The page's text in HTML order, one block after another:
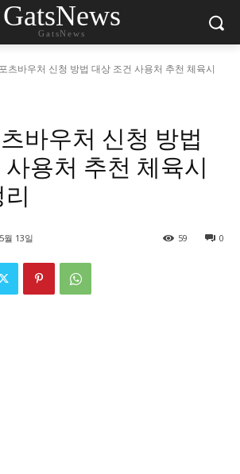
GatsNews
GatsNews
츠바우처 신청 방법 대상 조건 사용처 추천 체육시
바우처 신청 방법
용처 추천 체육시
월 13일 0
59